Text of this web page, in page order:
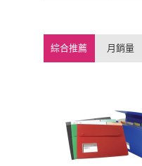
綜合推薦 月銷量